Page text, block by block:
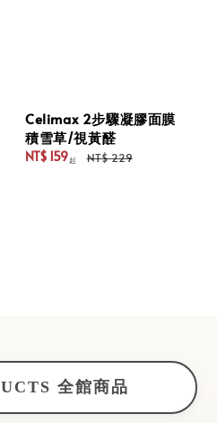
Celimax 2步驟凝膠面膜
積雪草/視⿈醛
NT$ 159起 NT$ 229
全館商品